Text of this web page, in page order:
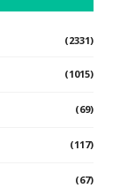
(2331)
(1015)
(69)
(117)
(67)